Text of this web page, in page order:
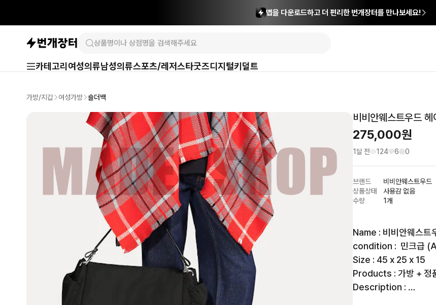
앱을 다운로드하고 더 편리한 번개장터를 만나보세요!
카테고리 여성의류남성의류스포츠/레저스타굿즈디지털키덜트
가방/지갑 여성가방 숄더백
비비안웨스트우드
275,000원
1달 전 124 6 0
브랜드
비비안웨스트우드
상품상태
사용감 없음
수량
1개
Name : 비비안웨스트
condition :  민크급
Size : 45 x 25 x 15
Products : 가방 + 정
Description :